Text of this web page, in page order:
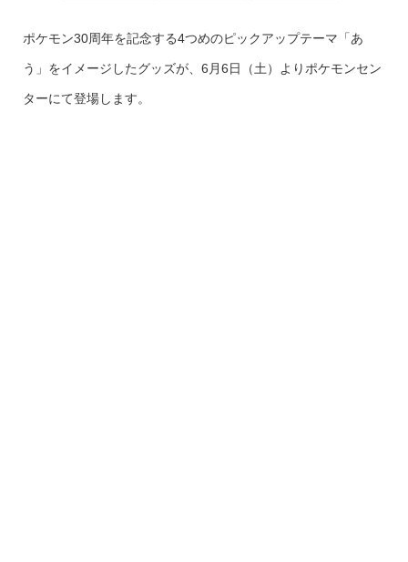
ポケモン30周年を記念する4つめのピックアップテーマ「あ
う」をイメージしたグッズが、6月6日（土）よりポケモンセン
ターにて登場します。